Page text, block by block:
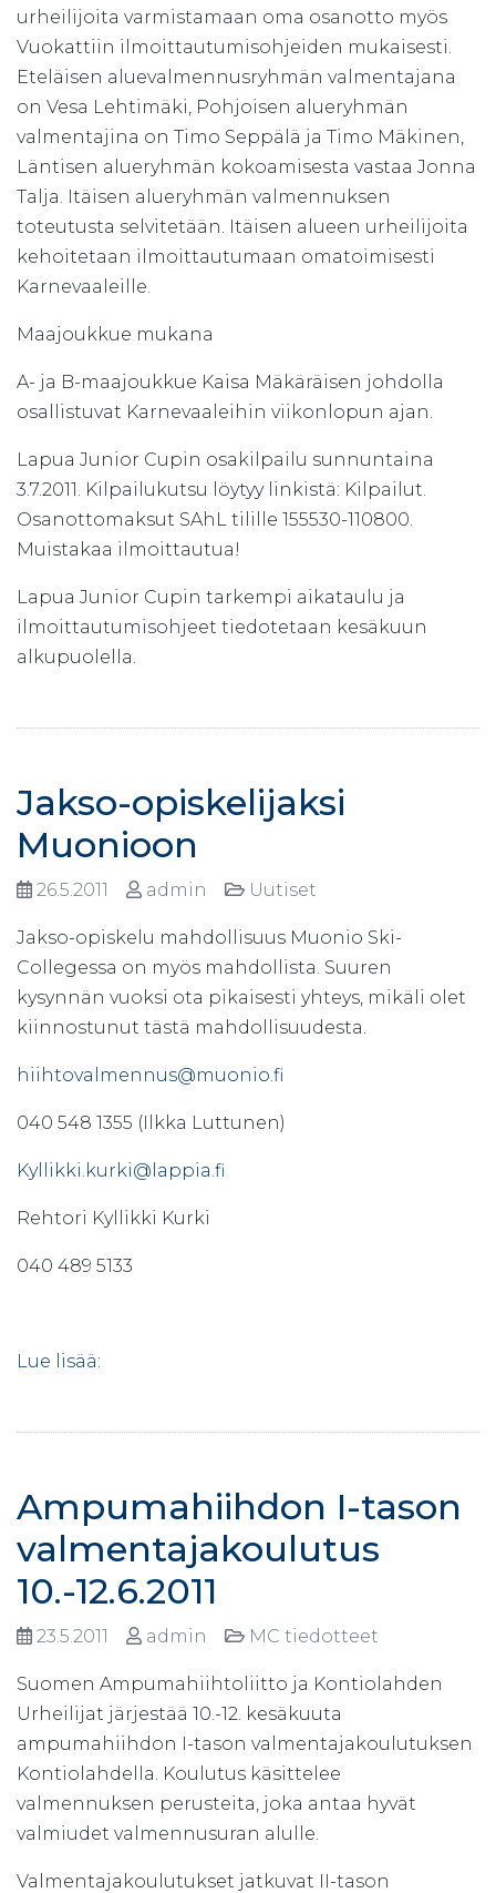
urheilijoita varmistamaan oma osanotto myös
Vuokattiin ilmoittautumisohjeiden mukaisesti.
Eteläisen aluevalmennusryhmän valmentajana
on Vesa Lehtimäki, Pohjoisen alueryhmän
valmentajina on Timo Seppälä ja Timo Mäkinen,
Läntisen alueryhmän kokoamisesta vastaa Jonna
Talja. Itäisen alueryhmän valmennuksen
toteutusta selvitetään. Itäisen alueen urheilijoita
kehoitetaan ilmoittautumaan omatoimisesti
Karnevaaleille.
Maajoukkue mukana
A- ja B-maajoukkue Kaisa Mäkäräisen johdolla
osallistuvat Karnevaaleihin viikonlopun ajan.
Lapua Junior Cupin osakilpailu sunnuntaina
3.7.2011. Kilpailukutsu löytyy linkistä: Kilpailut.
Osanottomaksut SAhL tilille 155530-110800.
Muistakaa ilmoittautua!
Lapua Junior Cupin tarkempi aikataulu ja
ilmoittautumisohjeet tiedotetaan kesäkuun
alkupuolella.
Jakso-opiskelijaksi
Muonioon
26.5.2011 admin Uutiset
Jakso-opiskelu mahdollisuus Muonio Ski-
Collegessa on myös mahdollista. Suuren
kysynnän vuoksi ota pikaisesti yhteys, mikäli olet
kiinnostunut tästä mahdollisuudesta.
hiihtovalmennus@muonio.fi
040 548 1355 (Ilkka Luttunen)
Kyllikki.kurki@lappia.fi
Rehtori Kyllikki Kurki
040 489 5133
Lue lisää:
Ampumahiihdon I-tason
valmentajakoulutus
10.-12.6.2011
23.5.2011 admin MC tiedotteet
Suomen Ampumahiihtoliitto ja Kontiolahden
Urheilijat järjestää 10.-12. kesäkuuta
ampumahiihdon I-tason valmentajakoulutuksen
Kontiolahdella. Koulutus käsittelee
valmennuksen perusteita, joka antaa hyvät
valmiudet valmennusuran alulle.
Valmentajakoulutukset jatkuvat II-tason